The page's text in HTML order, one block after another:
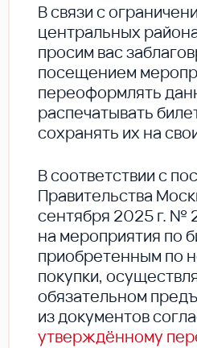
В cвязи с
центральных
просим вас
посещением
переоформлять
распечатывать
сохранять их на
В соответствии с
Правительства
сентября 2025 г. №
на мероприятия по
приобретенным по
покупки,
обязательном
из документов
утверждённому